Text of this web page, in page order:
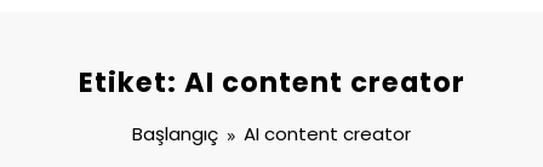
Etiket: AI content creator
Başlangıç AI content creator